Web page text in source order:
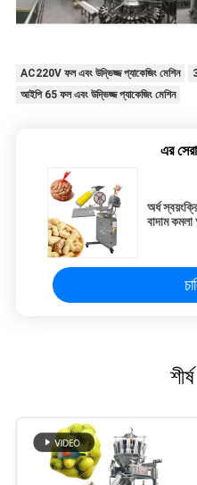
AC220V ফল এবং উদ্ভিজ্জ প্যাকেজিং মেশিন
আইপি 65 ফল এবং উদ্ভিজ্জ প্যাকেজিং মেশিন
এর
অর্ধ
বাদাম